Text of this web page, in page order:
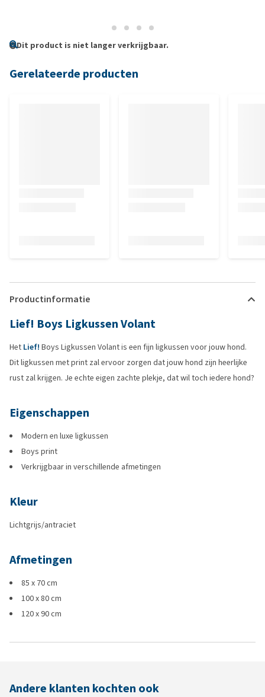
Dit product is niet langer verkrijgbaar.
Gerelateerde producten
Productinformatie
Lief! Boys Ligkussen Volant
Het Lief! Boys Ligkussen Volant is een fijn ligkussen voor jouw hond.
Dit ligkussen met print zal ervoor zorgen dat jouw hond zijn heerlijke
rust zal krijgen. Je echte eigen zachte plekje, dat wil toch iedere hond?
Eigenschappen
Modern en luxe ligkussen
Boys print
Verkrijgbaar in verschillende afmetingen
Kleur
Lichtgrijs/antraciet
Afmetingen
85 x 70 cm
100 x 80 cm
120 x 90 cm
Andere klanten kochten ook